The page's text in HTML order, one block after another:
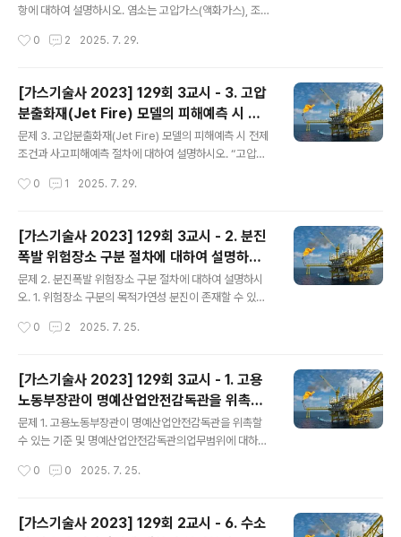
예방대책 수립산소 및 유해가스 농도 측정, 환기대책보호
축3) 교육, 훈련 (근로자, 프로그램 추진팀 대상)산소 및 유
항에 대하여 설명하시오. 염소는 고압가스(액화가스), 조연
자극적인 냄새가 남통상 압력용기에 액화시켜 저장/사용하
로 사용됨 1. 물리적 특성냄새 : 자극적인 냄새 융점 : -10
1℃비점 : -34℃증기압 : 0.68MPa(@20℃)비중 : 1.4
1(액체), 2.49(기체)분자량 : 70.9g/mol 2. 화학적 특성
금속과 반응 : 대부분의 금속과 반응해 염화물을 생성한다.
수소와 반응 : 수소와 쉽게 반응하며 직사광선을 쏘이면 화
합물 성분 중 수소와 치환반응하여 유기염소화합물과..
0 2 2025. 7. 29.
[가스기술사 2023] 129회 3교시 - 3. 고압
분출화재(Jet Fire) 모델의 피해예측 시 전
제조건과 사고피해예측 절차에 대하여 설명하
시오.
문제 3. 고압분출화재(Jet Fire) 모델의 피해예측 시 전제
조건과 사고피해예측 절차에 대하여 설명하시오. “고압분
으로 누출 되는 고압의 위험물질이 누출원 근처의 발화원
사열이 발생된다.고압분출 화재는 미국석유협회(API) 또
는 TNO 모델을 사용하여 복사열을 예측한다.간단히 정량
적으로 예측할 수 있는 계산절차는 “미국석유협회(API) 고
압분출화재모델 피해예측절차”를 참조한다. 1. 전제조건A
PI 고압분출화재모델의 적용시에는 다음의 전제조건이 있
3) 완전연소가 일어난다. 4) 생성된 이산화탄소 및 검댕에
0 1 2025. 7. 29.
[가스기술사 2023] 129회 3교시 - 2. 분진
폭발 위험장소 구분 절차에 대하여 설명하시
오.
문제 2. 분진폭발 위험장소 구분 절차에 대하여 설명하시
오. 1. 위험장소 구분의 목적가연성 분진이 존재할 수 있는
것은 아주 어려우며, 장비가 절대로 점화원이 되지 않도록
이 큰 경우에는 점화원이 될 가능성이 아주 낮은 장비를 사
용하도록 하고, 분진폭발 혼합물 발생 가능성이 낮은 경우
에는 보다 덜 엄격하게 설계된 장비를 사용하도록 하기 위
함이다. 2. 분진폭발 위험장소의 구분 절차1) 물질 특성 확
인가연성 여부, 입자 크기, 수분 함량, 분진운과 분진층의
연성 부유물 : IIIA비도전성 분진 : IIIB도전성 분진 : IIIC 2)
0 2 2025. 7. 25.
[가스기술사 2023] 129회 3교시 - 1. 고용
노동부장관이 명예산업안전감독관을 위촉할
수 있는 기준 및 명예산업안전감독관의업무범
위에 대하여 설명하시오.
문제 1. 고용노동부장관이 명예산업안전감독관을 위촉할
수 있는 기준 및 명예산업안전감독관의업무범위에 대하여
참여와 지원을 촉진하기 위해 명예산업안전감독관을 위촉
재해 예방계획 수립 참여 등을 실시한다. 1. 위촉 기준(대
상)근로자 대표/사업주 추천 : 산업안전보건위원회 또는 노
0 0 2025. 7. 25.
[가스기술사 2023] 129회 2교시 - 6. 수소